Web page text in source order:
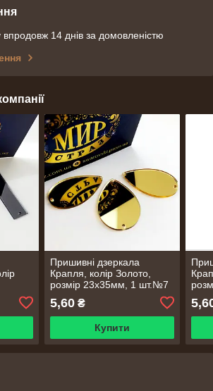
14 днів за домовленістю
Пришивні дзеркала
Крапля, колір Золото,
розмір 23х35мм, 1 шт.№7
5,60₴
Купити